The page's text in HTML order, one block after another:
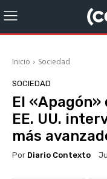
Inicio Sociedad
SOCIEDAD
El «Apagón»
EE. UU.
más
Por Diario Contexto